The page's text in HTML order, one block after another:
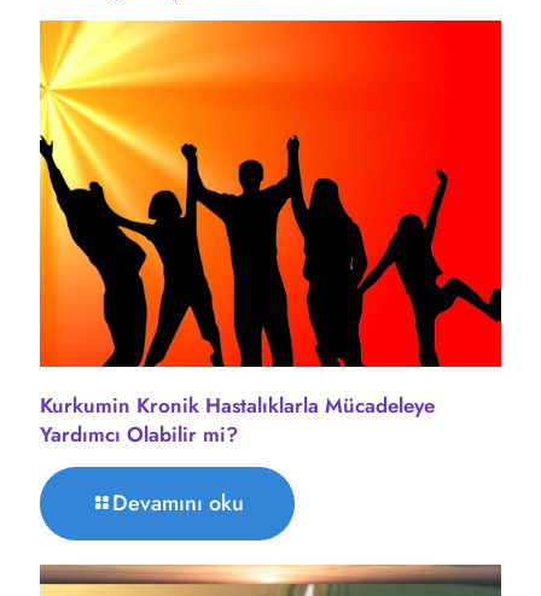
Kurkumin Kronik Hastalıklarla Mücadeleye
Yardımcı Olabilir mi?
Devamını oku